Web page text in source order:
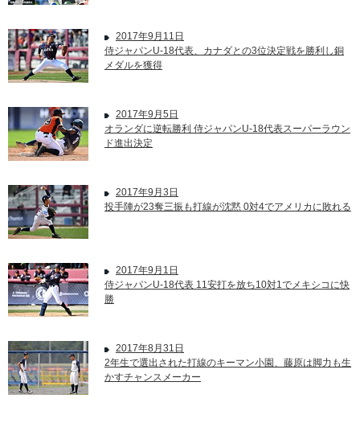
2017年9月11日
侍ジャパンU-18代表、カナダとの3位決定戦を勝利し銅
メダルを獲得
2017年9月5日
オランダに逆転勝利 侍ジャパンU-18代表スーパーラウン
ド進出決定
2017年9月3日
投手陣が23奪三振も打線が沈黙 0対4でアメリカに敗れる
2017年9月1日
侍ジャパンU-18代表 11安打を放ち10対1でメキシコに快
勝
2017年8月31日
2年生で選出された打線のキーマン小園、藤原は脚力も生
かすチャンスメーカー